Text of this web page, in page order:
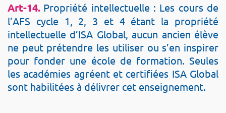
Art-14. Propriété intellectuelle : Les cours de
l’AFS cycle 1, 2, 3 et 4 étant la propriété
intellectuelle d’ISA Global, aucun ancien élève
ne peut prétendre les utiliser ou s’en inspirer
pour fonder une école de formation. Seules
les académies agréent et certifiées ISA Global
sont habilitées à délivrer cet enseignement.